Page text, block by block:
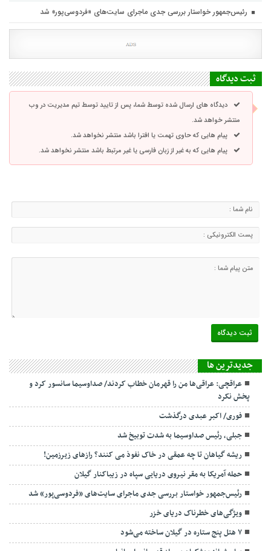
رئیس‌جمهور خواستار بررسی جدی ماجرای سایت‌های «فردوسی‌پور» شد
ثبت دیدگاه
دیدگاه های ارسال شده توسط شما، پس از تایید توسط تیم مدیریت در وب
منتشر خواهد شد.
پیام هایی که حاوی تهمت یا افترا باشد منتشر نخواهد شد.
پیام هایی که به غیر از زبان فارسی یا غیر مرتبط باشد منتشر نخواهد شد.
جديدترين ها
عراقچی: عراقی‌ها من را قهرمان خطاب کردند/ صداوسیما سانسور کرد و
پخش نکرد
فوری/ اکبر عبدی درگذشت
جبلی، رئیس صداوسیما به شدت توبیخ شد
ریشه گیاهان تا چه عمقی در خاک نفوذ می کنند؟ رازهای زیرزمین!
حمله آمریکا به مقر نیروی دریایی سپاه در زیباکنار گیلان
رئیس‌جمهور خواستار بررسی جدی ماجرای سایت‌های «فردوسی‌پور» شد
ویژگی‌های خطرناک دریای خزر
۷ هتل پنج ستاره در گیلان ساخته می‌شود